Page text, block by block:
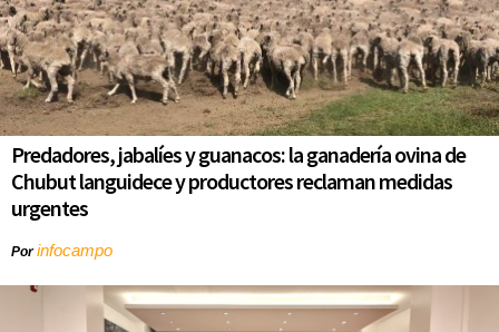
Predadores, jabalíes y guanacos: la ganadería ovina de
Chubut languidece y productores reclaman medidas
urgentes
Porinfocampo